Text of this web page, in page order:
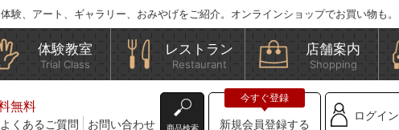
、アート、ギャラリー、おみやげをご紹介。オンラインショップでお買い物も。
体験教室
Trial Class
レストラン
Restaurant
店舗案内
Shopping
無料
よくあるご質問 お問い合わせ 商品検索 新規会員登録する
ログイン